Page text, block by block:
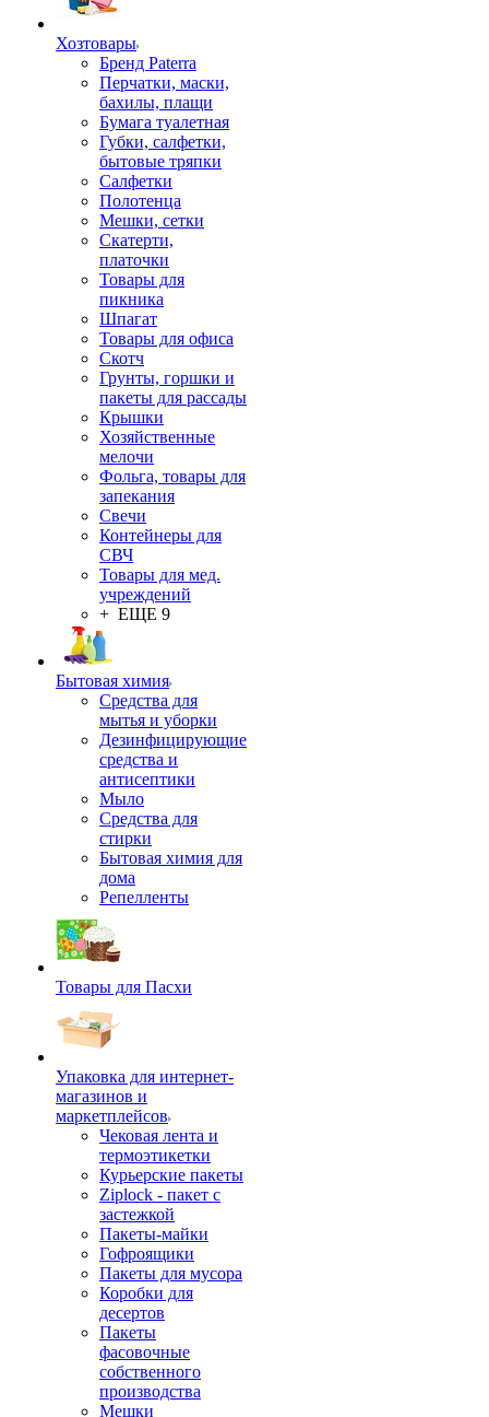
Хозтовары
Бренд Paterra
Перчатки, маски,
бахилы, плащи
Бумага туалетная
Губки, салфетки,
бытовые тряпки
Салфетки
Полотенца
Мешки, сетки
Скатерти,
платочки
Товары для
пикника
Шпагат
Товары для офиса
Скотч
Грунты, горшки и
пакеты для рассады
Крышки
Хозяйственные
мелочи
Фольга, товары для
запекания
Свечи
Контейнеры для
СВЧ
Товары для мед.
учреждений
+ ЕЩЕ 9
Бытовая химия
Средства для
мытья и уборки
Дезинфицирующие
средства и
антисептики
Мыло
Средства для
стирки
Бытовая химия для
дома
Репелленты
Товары для Пасхи
Упаковка для интернет-
магазинов и
маркетплейсов
Чековая лента и
термоэтикетки
Курьерские пакеты
Ziplock - пакет с
застежкой
Пакеты-майки
Гофроящики
Пакеты для мусора
Коробки для
десертов
Пакеты
фасовочные
собственного
производства
Мешки